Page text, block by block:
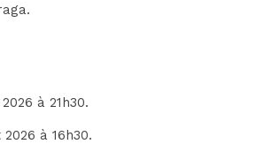
.
à 21h30.
à 16h30.